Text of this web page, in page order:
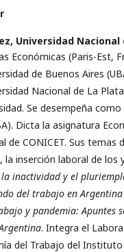
Universidad Nacional
Económicas (Paris-Est,
de Buenos Aires
Nacional de La
Se desempeña
Dicta la asignatura
de CONICET. Sus temas
inserción laboral de los
la inactividad y el
del trabajo en Argentina
y pandemia: Apuntes
. Integra el
del Trabajo del